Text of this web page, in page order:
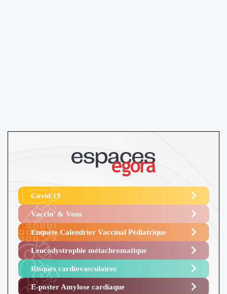
Covid 19
Vaccin’ & Vous
Enquête Calendrier Vaccinal Pédiatrique
Leucodystrophie métachromatique
Risques cardiovasculaires
E-poster Amylose cardiaque ​